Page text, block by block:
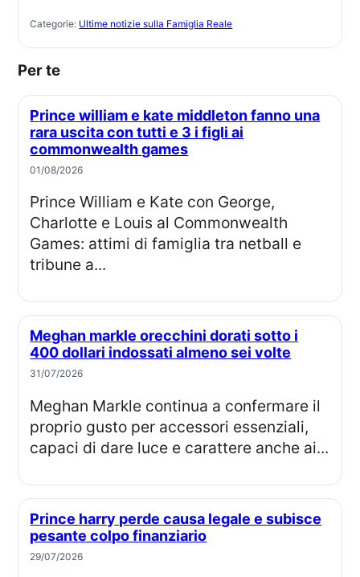
Categorie: Ultime notizie sulla Famiglia Reale
Per te
Prince william e kate middleton fanno una
rara uscita con tutti e 3 i figli ai
commonwealth games
01/08/2026
Prince William e Kate con George,
Charlotte e Louis al Commonwealth
Games: attimi di famiglia tra netball e
tribune a...
Meghan markle orecchini dorati sotto i
400 dollari indossati almeno sei volte
31/07/2026
Meghan Markle continua a confermare il
proprio gusto per accessori essenziali,
capaci di dare luce e carattere anche ai...
Prince harry perde causa legale e subisce
pesante colpo finanziario
29/07/2026